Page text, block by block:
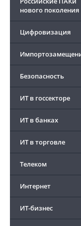
нового поколения
Цифровизация
Безопасность
ИТ в госсекторе
ИТ в банках
ИТ в торговле
Телеком
Интернет
ИТ-бизнес